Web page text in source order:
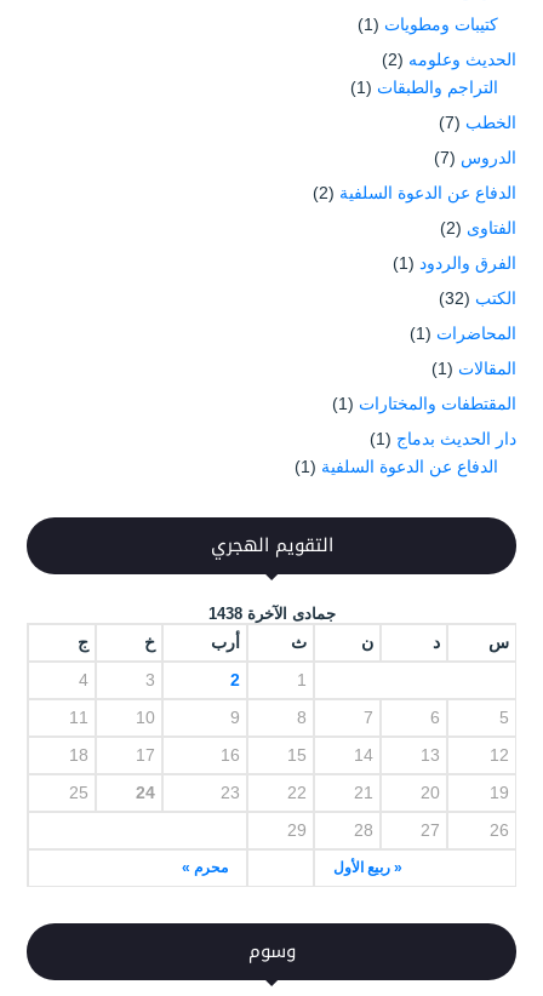
كتيبات ومطويات (1)
الحديث وعلومه (2)
التراجم والطبقات (1)
الخطب (7)
الدروس (7)
الدفاع عن الدعوة السلفية (2)
الفتاوى (2)
الفرق والردود (1)
الكتب (32)
المحاضرات (1)
المقالات (1)
المقتطفات والمختارات (1)
دار الحديث بدماج (1)
الدفاع عن الدعوة السلفية (1)
التقويم الهجري
جمادى الآخرة 1438
س د ن ث أرب خ ج
« ربيع الأول محرم »
1
2
3
4
5
6
7
8
9
10
11
12
13
14
15
16
17
18
19
20
21
22
23
24
25
26
27
28
29
وسوم